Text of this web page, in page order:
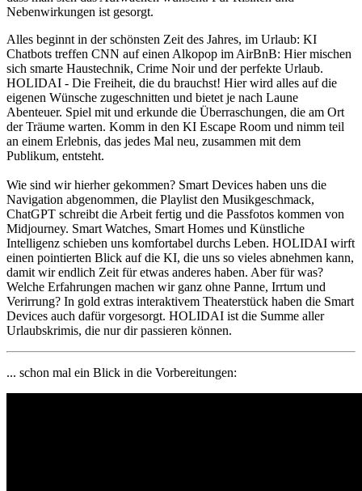
Nebenwirkungen ist gesorgt.
Alles beginnt in der schönsten Zeit des Jahres, im Urlaub: KI
Chatbots treffen CNN auf einen Alkopop im AirBnB: Hier mischen
sich smarte Haustechnik, Crime Noir und der perfekte Urlaub.
HOLIDAI - Die Freiheit, die du brauchst! Hier wird alles auf die
eigenen Wünsche zugeschnitten und bietet je nach Laune
Abenteuer. Spiel mit und erkunde die Überraschungen, die am Ort
der Träume warten. Komm in den KI Escape Room und nimm teil
an einem Erlebnis, das jedes Mal neu, zusammen mit dem
Publikum, entsteht.
Wie sind wir hierher gekommen? Smart Devices haben uns die
Navigation abgenommen, die Playlist den Musikgeschmack,
ChatGPT schreibt die Arbeit fertig und die Passfotos kommen von
Midjourney. Smart Watches, Smart Homes und Künstliche
Intelligenz schieben uns komfortabel durchs Leben. HOLIDAI wirft
einen pointierten Blick auf die KI, die uns so vieles abnehmen kann,
damit wir endlich Zeit für etwas anderes haben. Aber für was?
Welche Erfahrungen machen wir ganz ohne Panne, Irrtum und
Verirrung? In gold extras interaktivem Theaterstück haben die Smart
Devices auch dafür vorgesorgt. HOLIDAI ist die Summe aller
Urlaubskrimis, die nur dir passieren können.
... schon mal ein Blick in die Vorbereitungen: